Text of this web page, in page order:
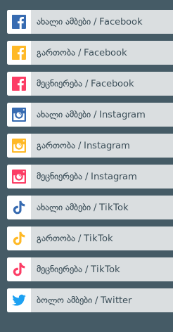
ახალი ამბები / Facebook
გართობა / Facebook
მეცნიერება / Facebook
ახალი ამბები / Instagram
გართობა / Instagram
მეცნიერება / Instagram
ახალი ამბები / TikTok
გართობა / TikTok
მეცნიერება / TikTok
ბოლო ამბები / Twitter